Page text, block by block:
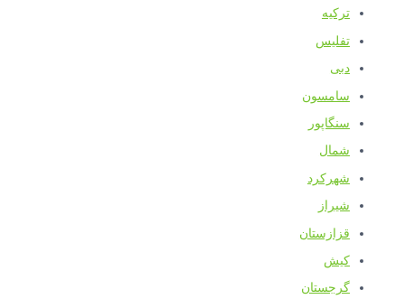
ترکیه
تفلیس
دبی
سامسون
سنگاپور
شمال
شهرکرد
شیراز
قزازستان
کیش
گرجستان